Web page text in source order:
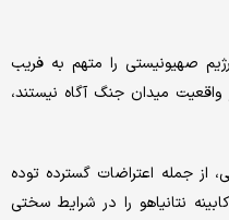
صهیونیستی را متهم به فریب
واقعیت میدان جنگ آگاه نیستند،
از جمله اعتراضات گسترده توده
نتانیاهو را در شرایط سختی